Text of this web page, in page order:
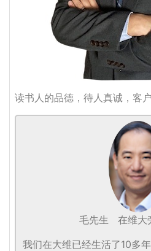
读书人的品德，待人真诚，客
毛先生
在维大
我们在大维已经生活了10多